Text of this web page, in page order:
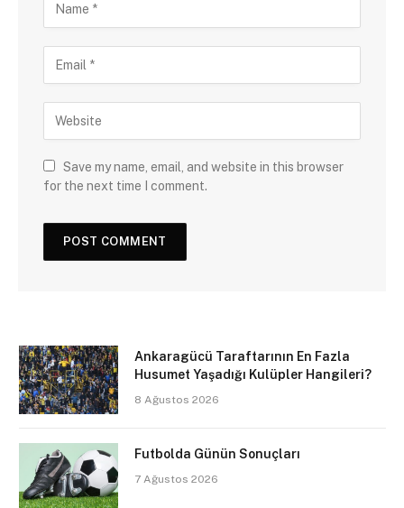
Save my name, email, and website in this browser
for the next time I comment.
Ankaragücü Taraftarının En Fazla
Husumet Yaşadığı Kulüpler Hangileri?
8 Ağustos 2026
Futbolda Günün Sonuçları
7 Ağustos 2026